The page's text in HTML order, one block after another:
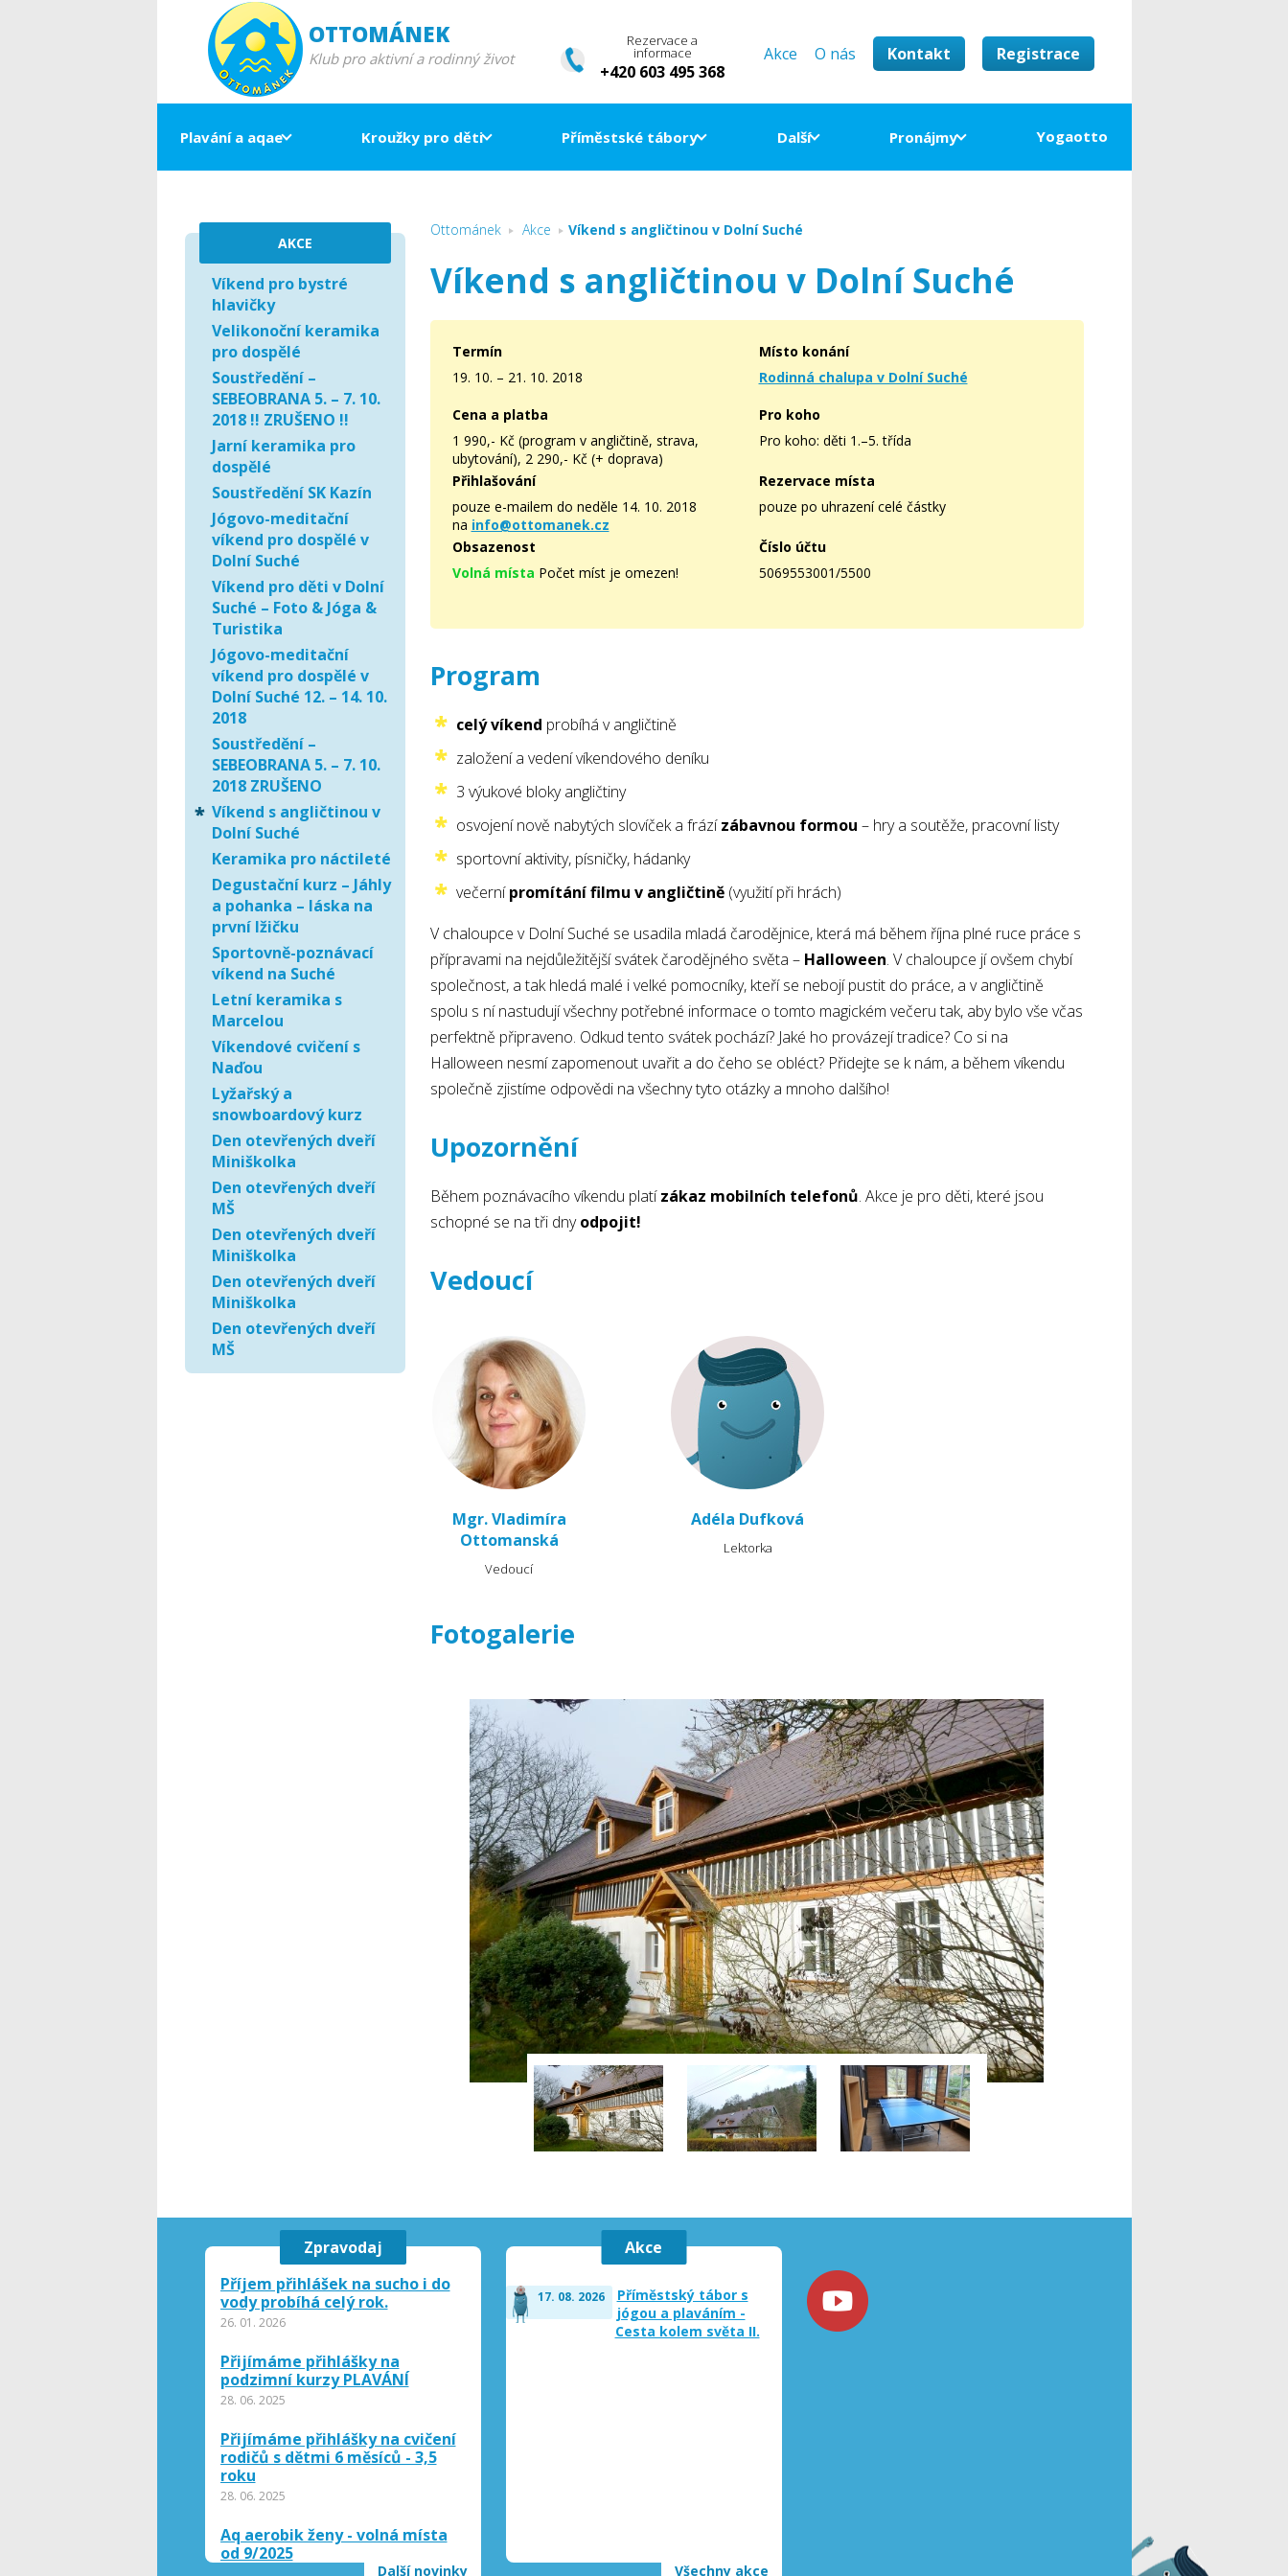
OTTOMÁNEK
Klub pro aktivní a rodinný život
Rezervace a
informace
+420 603 495 368
Akce O nás Kontakt Registrace
Plavání a aqae Kroužky pro děti Příměstské tábory Další Pronájmy Yogaotto
Ottománek Akce Víkend s angličtinou v Dolní Suché
Víkend s angličtinou v Dolní Suché
Termín
19. 10. – 21. 10. 2018
Místo konání
Rodinná chalupa v Dolní Suché
Cena a platba
1 990,- Kč (program v angličtině, strava,
ubytování), 2 290,- Kč (+ doprava)
Pro koho
Pro koho: děti 1.–5. třída
Přihlašování
pouze e-mailem do neděle 14. 10. 2018
na info@ottomanek.cz
Rezervace místa
pouze po uhrazení celé částky
Obsazenost
Volná místa Počet míst je omezen!
Číslo účtu
5069553001/5500
Program
celý víkend probíhá v angličtině
založení a vedení víkendového deníku
3 výukové bloky angličtiny
osvojení nově nabytých slovíček a frázízábavnou formou – hry a soutěže, pracovní listy
sportovní aktivity, písničky, hádanky
večernípromítání filmu v angličtině(využití při hrách)
V chaloupce v Dolní Suché se usadila mladá čarodějnice, která má během října plné ruce práce s
přípravami na nejdůležitější svátek čarodějného světa – Halloween. V chaloupce jí ovšem chybí
společnost, a tak hledá malé i velké pomocníky, kteří se nebojí pustit do práce, a v angličtině
spolu s ní nastudují všechny potřebné informace o tomto magickém večeru tak, aby bylo vše včas
perfektně připraveno. Odkud tento svátek pochází? Jaké ho provázejí tradice? Co si na
Halloween nesmí zapomenout uvařit a do čeho se obléct? Přidejte se k nám, a během víkendu
společně zjistíme odpovědi na všechny tyto otázky a mnoho dalšího!
Upozornění
Během poznávacího víkendu platízákaz mobilních telefonů. Akce je pro děti, které jsou
schopné se na tři dnyodpojit!
Vedoucí
Mgr. Vladimíra
Ottomanská
Vedoucí
Adéla Dufková
Lektorka
Fotogalerie
AKCE
Víkend pro bystré
hlavičky
Velikonoční keramika
pro dospělé
Soustředění –
SEBEOBRANA 5. – 7. 10.
2018 !! ZRUŠENO !!
Jarní keramika pro
dospělé
Soustředění SK Kazín
Jógovo-meditační
víkend pro dospělé v
Dolní Suché
Víkend pro děti v Dolní
Suché – Foto & Jóga &
Turistika
Jógovo-meditační
víkend pro dospělé v
Dolní Suché 12. – 14. 10.
2018
Soustředění –
SEBEOBRANA 5. – 7. 10.
2018 ZRUŠENO
Víkend s angličtinou v
Dolní Suché
Keramika pro náctileté
Degustační kurz – Jáhly
a pohanka – láska na
první lžičku
Sportovně-poznávací
víkend na Suché
Letní keramika s
Marcelou
Víkendové cvičení s
Naďou
Lyžařský a
snowboardový kurz
Den otevřených dveří
Miniškolka
Den otevřených dveří
MŠ
Den otevřených dveří
Miniškolka
Den otevřených dveří
Miniškolka
Den otevřených dveří
MŠ
Zpravodaj
Příjem přihlášek na sucho i do
vody probíhá celý rok.
26. 01. 2026
Přijímáme přihlášky na
podzimní kurzy PLAVÁNÍ
28. 06. 2025
Přijímáme přihlášky na cvičení
rodičů s dětmi 6 měsíců - 3,5
roku
28. 06. 2025
Aq aerobik ženy - volná místa
od 9/2025
Další novinky
Akce
17. 08. 2026
Příměstský tábor s
jógou a plaváním -
Cesta kolem světa II.
Všechny akce